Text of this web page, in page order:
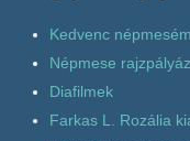
Kedvenc
Népmese
Diafilmek
Farkas L. Rozália